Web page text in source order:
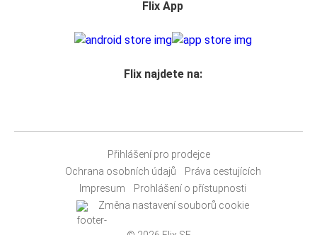
Flix App
Flix najdete na:
Přihlášení pro prodejce
Ochrana osobních údajů
Práva cestujících
Impresum
Prohlášení o přístupnosti
Změna nastavení souborů cookie